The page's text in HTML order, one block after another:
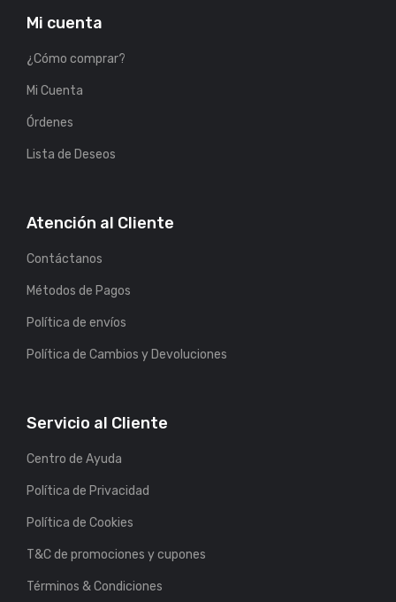
Mi cuenta
¿Cómo comprar?
Mi Cuenta
Órdenes
Lista de Deseos
Atención al Cliente
Contáctanos
Métodos de Pagos
Política de envíos
Política de Cambios y Devoluciones
Servicio al Cliente
Centro de Ayuda
Política de Privacidad
Política de Cookies
T&C de promociones y cupones
Términos & Condiciones